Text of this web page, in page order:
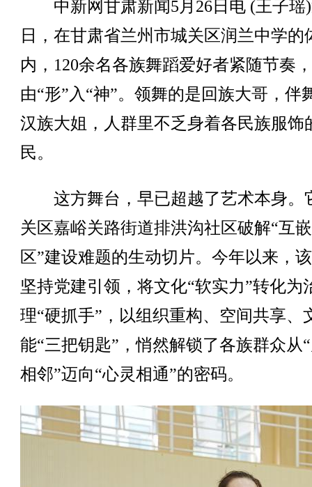
中新网甘肃新闻5月26日电 (王子瑶
日，在甘肃省兰州市城关区润兰中学的
内，120余名各族舞蹈爱好者紧随节奏
由“形”入“神”。领舞的是回族大哥，伴
汉族大姐，人群里不乏身着各民族服饰
民。
这方舞台，早已超越了艺术本身。
关区嘉峪关路街道排洪沟社区破解“互
区”建设难题的生动切片。今年以来，
坚持党建引领，将文化“软实力”转化为
理“硬抓手”，以组织重构、空间共享、
能“三把钥匙”，悄然解锁了各族群众从
相邻”迈向“心灵相通”的密码。